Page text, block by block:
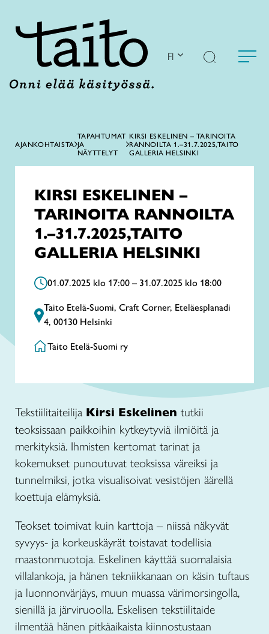
FI
AJANKOHTAISTA
TAPAHTUMAT
JA
NÄYTTELYT
KIRSI ESKELINEN – TARINOITA
RANNOILTA 1.–31.7.2025,TAITO
GALLERIA HELSINKI
KIRSI ESKELINEN –
TARINOITA RANNOILTA
1.–31.7.2025,TAITO
GALLERIA HELSINKI
01.07.2025 klo 17:00 – 31.07.2025 klo 18:00
Taito Etelä-Suomi, Craft Corner, Eteläesplanadi
4, 00130 Helsinki
Taito Etelä-Suomi ry
Tekstiilitaiteilija Kirsi Eskelinen tutkii
teoksissaan paikkoihin kytkeytyviä ilmiöitä ja
merkityksiä. Ihmisten kertomat tarinat ja
kokemukset punoutuvat teoksissa väreiksi ja
tunnelmiksi, jotka visualisoivat vesistöjen äärellä
koettuja elämyksiä.
Teokset toimivat kuin karttoja – niissä näkyvät
syvyys- ja korkeuskäyrät toistavat todellisia
maastonmuotoja. Eskelinen käyttää suomalaisia
villalankoja, ja hänen tekniikkanaan on käsin tuftaus
ja luonnonvärjäys, muun muassa värimorsingolla,
sienillä ja järviruoolla. Eskelisen tekstiilitaide
ilmentää hänen pitkäaikaista kiinnostustaan